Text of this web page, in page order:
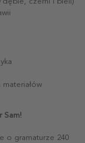
Sam!
o gramaturze 240